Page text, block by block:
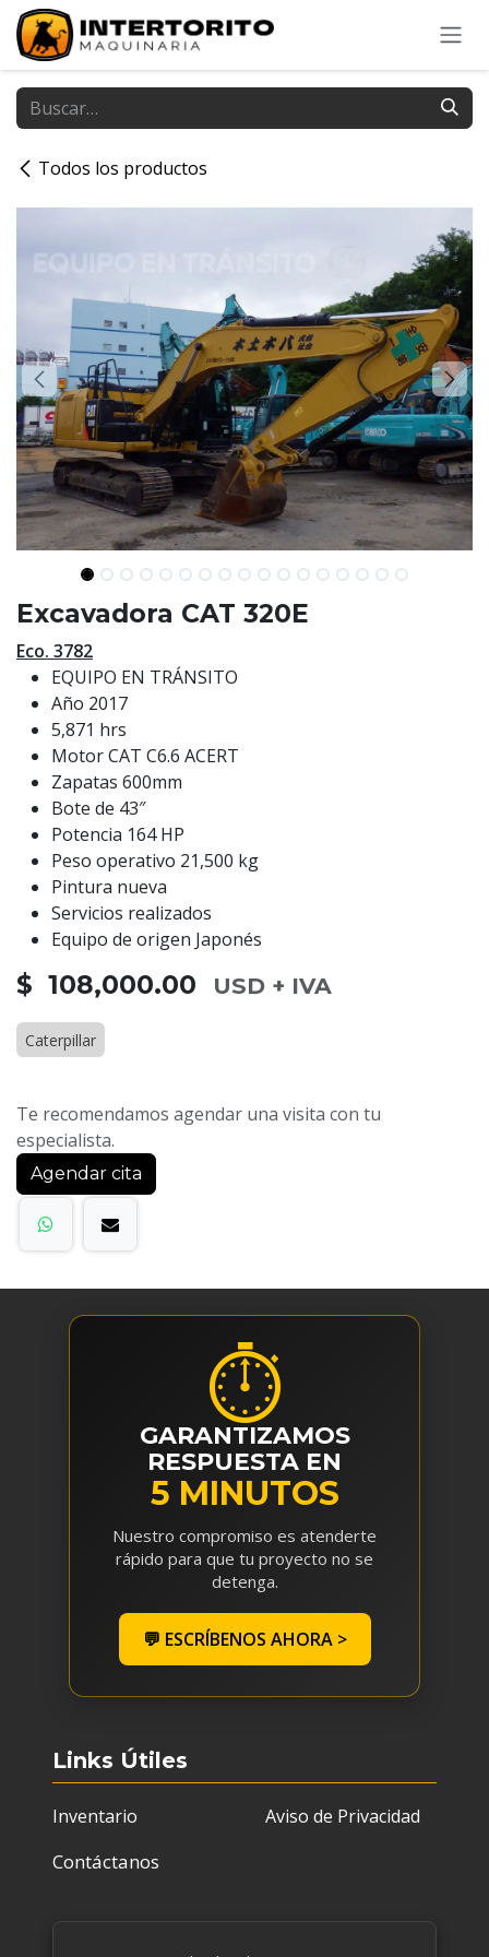
Ir al contenido
Todos los productos
Excavadora CAT 320E
Eco. 3782
EQUIPO EN TRÁNSITO
Año 2017
5,871 hrs
Motor CAT C6.6 ACERT
Zapatas 600mm
Bote de 43″
Potencia 164 HP
Peso operativo 21,500 kg
Pintura nueva
Servicios realizados
Equipo de origen Japonés
$ 108,000.00 USD + IVA
Caterpillar
Te recomendamos agendar una visita con tu
especialista.
Agendar cita
⏱
GARANTIZAMOS
RESPUESTA EN
5 MINUTOS
Nuestro compromiso es atenderte
rápido para que tu proyecto no se
detenga.
💬 ESCRÍBENOS AHORA >
Links Útiles
Inventario
Contáctanos
Aviso de Privacidad